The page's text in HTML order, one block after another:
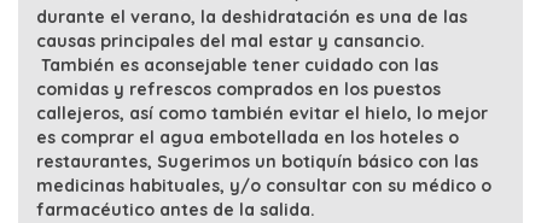
durante el verano, la deshidratación es una de las
causas principales del mal estar y cansancio.
También es aconsejable tener cuidado con las
comidas y refrescos comprados en los puestos
callejeros, así como también evitar el hielo, lo mejor
es comprar el agua embotellada en los hoteles o
restaurantes, Sugerimos un botiquín básico con las
medicinas habituales, y/o consultar con su médico o
farmacéutico antes de la salida.